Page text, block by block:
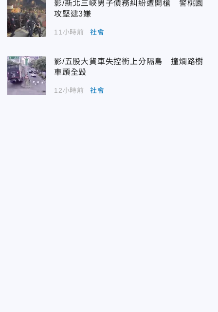
影/新北三峽男子債務糾紛遭開槍 警桃園
攻堅逮3嫌
11小時前 社會
影/五股大貨車失控衝上分隔島 撞爛路樹
車頭全毀
12小時前 社會